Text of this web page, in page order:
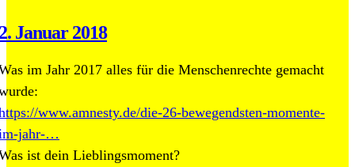
Januar 2018
im Jahr 2017 alles für die Menschenrechte gemacht
www.amnesty.de/die-26-bewegendsten-momente-
jahr-…
ist dein Lieblingsmoment?